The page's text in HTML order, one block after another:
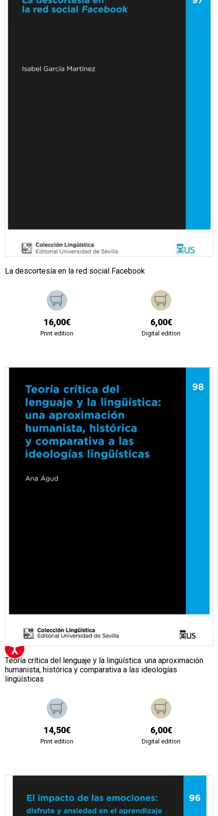
La descortesía en la red social Facebook
16,00€
Print edition
6,00€
Digital edition
Teoría crítica del lenguaje y la lingüística: una aproximación
humanista, histórica y comparativa a las ideologías
lingüísticas
14,50€
Print edition
6,00€
Digital edition